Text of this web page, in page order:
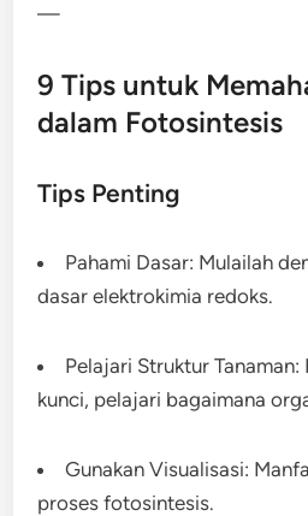
—
9 Tips untuk
dalam Fotosintesis
Tips Penting
Pahami Dasar: Mulailah
dasar elektrokimia redoks.
Pelajari Struktur
kunci, pelajari bagaimana
Gunakan Visualisasi:
proses fotosintesis.